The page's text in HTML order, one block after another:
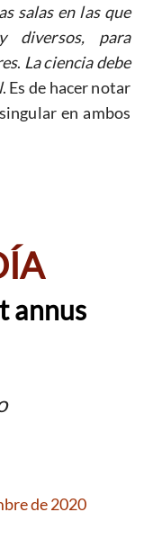
salas en las que
diversos, para
. La ciencia debe
. Es de hacer notar
en ambos
annus
de 2020